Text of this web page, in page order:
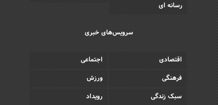
رسانه ای
سرویس‌های خبری
اقتصادی
اجتماعی
فرهنگی
ورزش
سبک زندگی
رویداد